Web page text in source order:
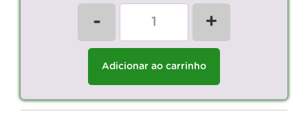
- +
Adicionar ao carrinho